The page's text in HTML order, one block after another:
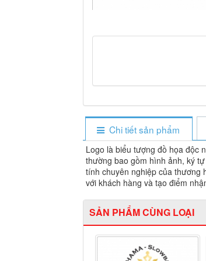
Chi tiết sản phẩm
Logo là biểu tượng đồ họa độc
thường bao gồm hình ảnh, ký
tính chuyên nghiệp của thương
với khách hàng và tạo điểm
SẢN PHẨM CÙNG LOẠI